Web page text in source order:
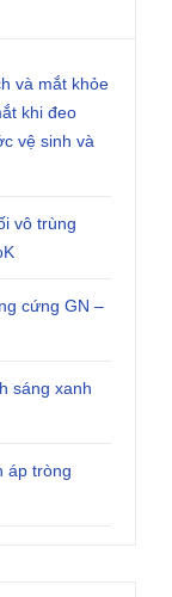
và mắt khỏe
khi đeo
vệ sinh và
vô trùng
cứng GN –
sáng xanh
áp tròng